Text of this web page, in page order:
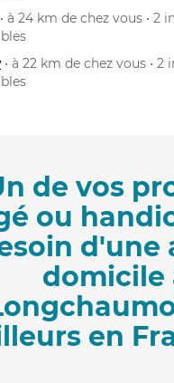
à 24 km de chez vous • 2
• à 22 km de chez vous • 2
de vos
ou
d'une
domicile
en